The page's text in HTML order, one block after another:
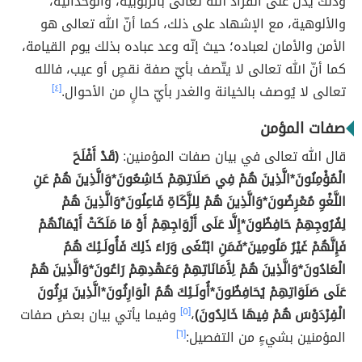
والألوهية، مع الإشهاد على ذلك، كما أنّ الله تعالى هو
الأمن والأمان لعباده؛ حيث إنّه وعد عباده بذلك يوم القيامة،
كما أنّ الله تعالى لا يتّصف بأيّ صفة نقصٍ أو عيب، فالله
تعالى لا يُوصف بالخيانة والغدر بأيّ حالٍ من الأحوال.[٤]
صفات المؤمن
قال الله تعالى في بيان صفات المؤمنين:(قَدْ أَفْلَحَ
الْمُؤْمِنُونَ*الَّذِينَ هُمْ فِي صَلَاتِهِمْ خَاشِعُونَ*وَالَّذِينَ هُمْ عَنِ
اللَّغْوِ مُعْرِضُونَ*وَالَّذِينَ هُمْ لِلزَّكَاةِ فَاعِلُونَ*وَالَّذِينَ هُمْ
لِفُرُوجِهِمْ حَافِظُونَ*إِلَّا عَلَى أَزْوَاجِهِمْ أَوْ مَا مَلَكَتْ أَيْمَانُهُمْ
فَإِنَّهُمْ غَيْرُ مَلُومِينَ*فَمَنِ ابْتَغَى وَرَاءَ ذَلِكَ فَأُولَـئِكَ هُمُ
الْعَادُونَ*وَالَّذِينَ هُمْ لِأَمَانَاتِهِمْ وَعَهْدِهِمْ رَاعُونَ*وَالَّذِينَ هُمْ
عَلَى صَلَوَاتِهِمْ يُحَافِظُونَ*أُولَـئِكَ هُمُ الْوَارِثُونَ*الَّذِينَ يَرِثُونَ
الْفِرْدَوْسَ هُمْ فِيهَا خَالِدُونَ)،[٥]
وفيما يأتي بيان بعض صفات
المؤمنين بشيءٍ من التفصيل:[٦]